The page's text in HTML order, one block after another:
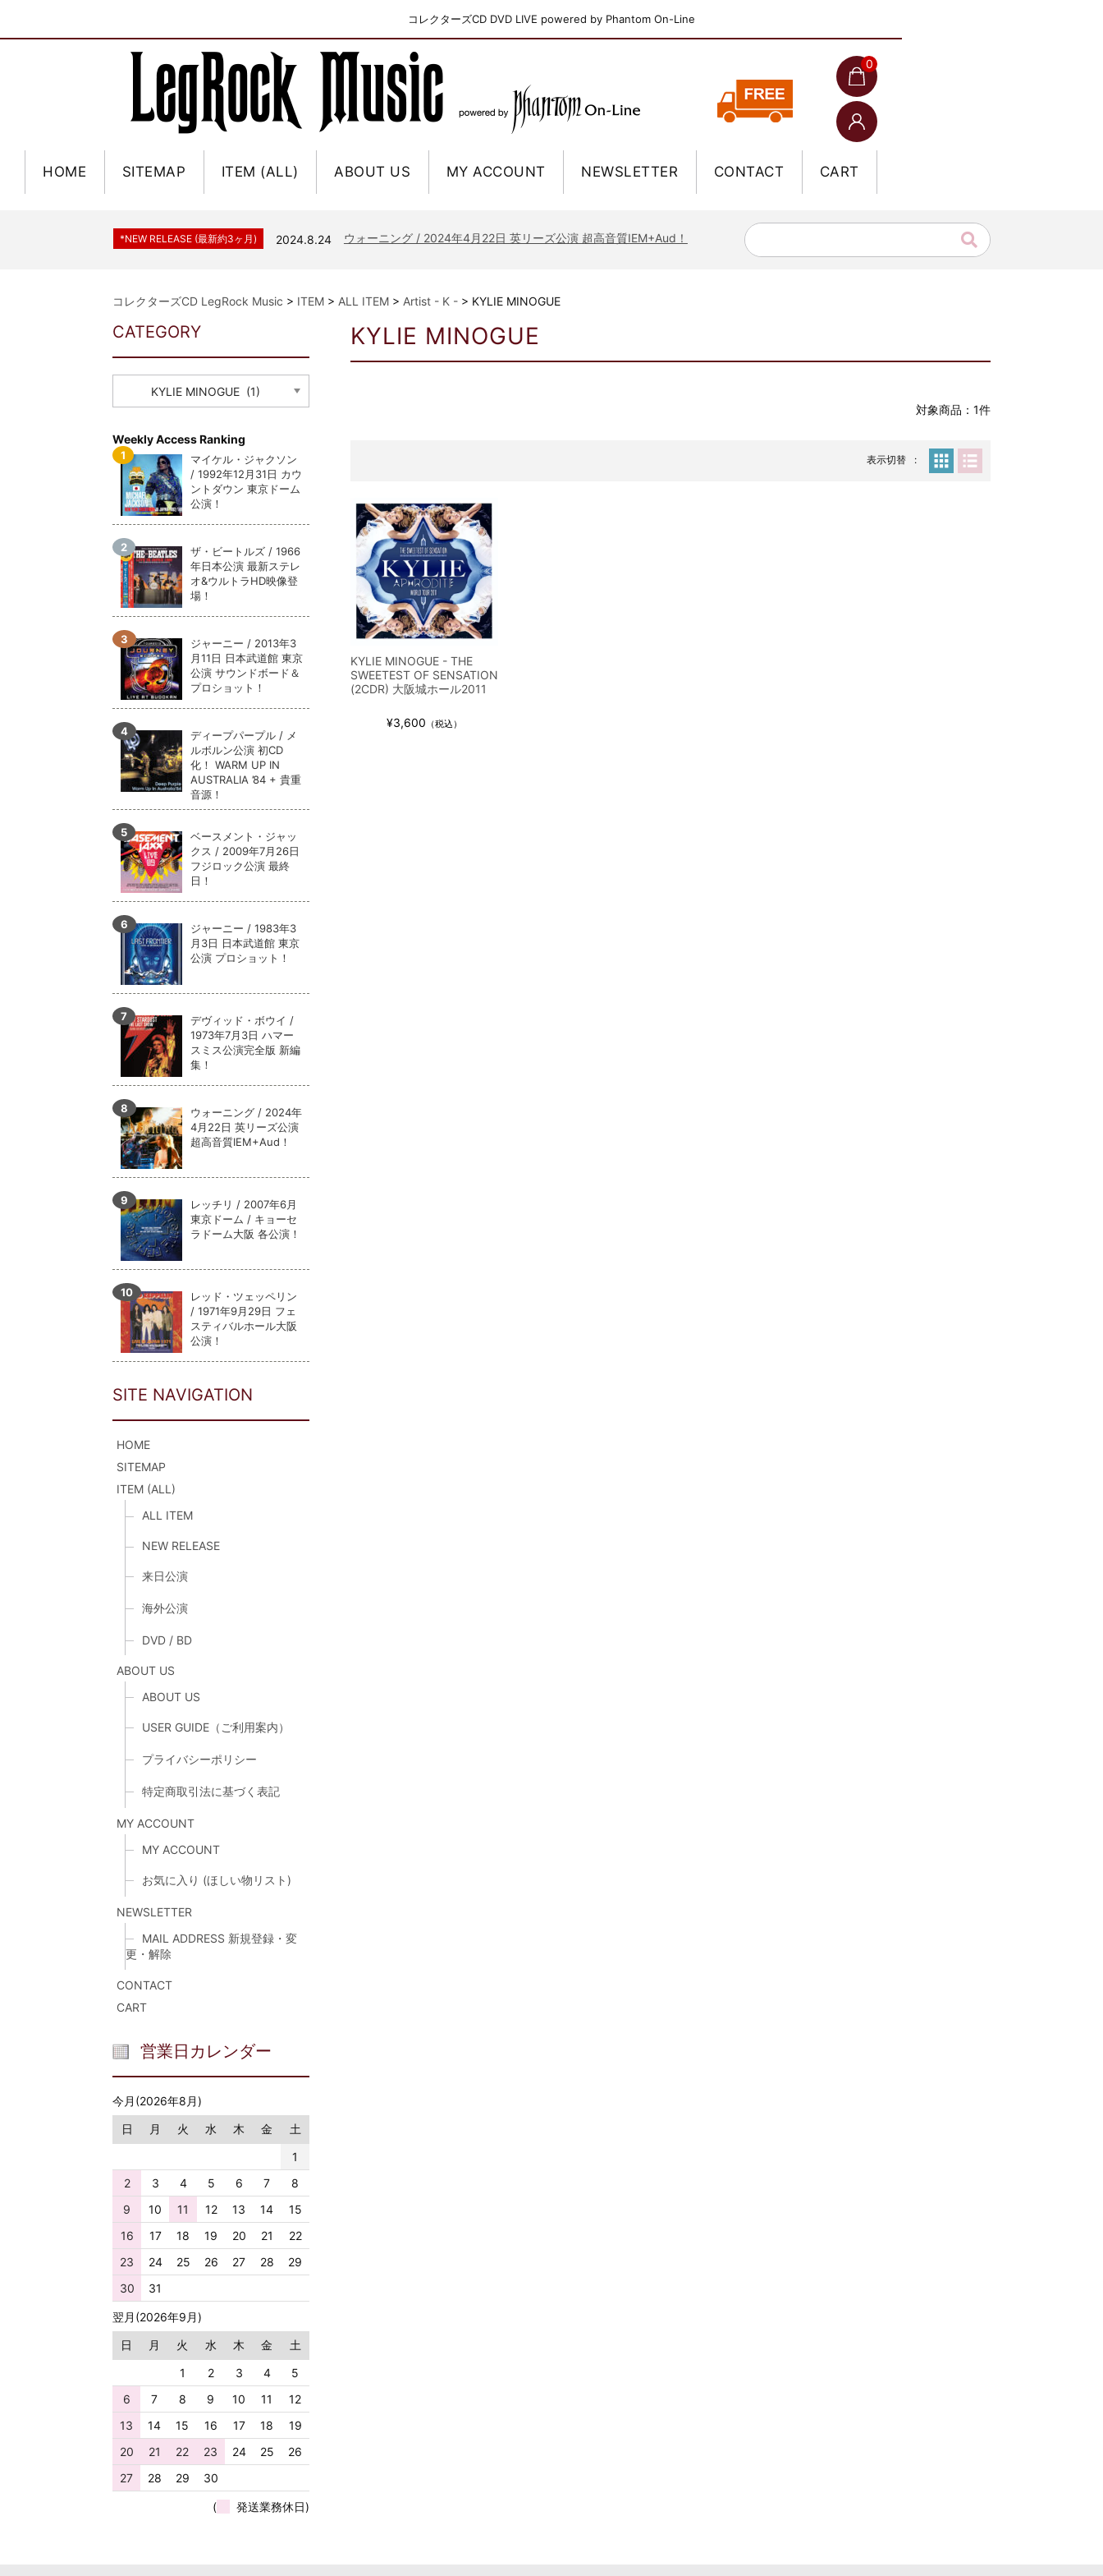
コレクターズCD DVD LIVE powered by Phantom On-Line
0
HOME SITEMAP ITEM (ALL) ABOUT US MY ACCOUNT NEWSLETTER CONTACT CART
*NEW RELEASE (最新約3ヶ月) 2024.6.9 ジャーニー / 1979年5月8+9日 コロラド州 2公演 SBD 完全収録！
*NEW RELEASE (最新約3ヶ月) 2024.8.24 ウォーニング / 2024年4月22日 英リーズ公演 超高音質IEM+Aud！
リアム・ギャラガー / 2024年6月3日 カーディフ公演 IEM/AUD 完全収録！
マネスキン / 2024年6月9日 ドイツ ROCK AM RING 公演 FHD 完全収録！
リアム・ギャラガー / 2024年6月1日 英国シェフィールド公演 完全収録！
*NEW RELEASE (最新約3ヶ月) 2024.6.9
*NEW RELEASE (最新約3ヶ月) 2024.6.9
*NEW RELEASE (最新約3ヶ月) 2024.11.9
*NEW RELEASE (最新約3ヶ月) 2024.8.24
*NEW RELEASE (最新約3ヶ月)
2024.6.24
リアム・ギャラガー / 2024年6月3日 カーディフ公演 IEM/AUD 完全収録！
*NEW RELEASE (最新約3ヶ月) 2024.6.24 スコーピオンズ / 2024年6月15日 リスボン公演 FHD 完全収録！
*NEW RELEASE (最新約3ヶ月) 2024.6.20 マネスキン / 2024年6月9日 ドイツ ROCK AM RING 公演 FHD 完全収録！
*NEW RELEASE (最新約3ヶ月) リアム・ギャラガー / 2024年6月1日 英国シェフィールド公演 完全収録！
メガデス / 2023年8月4日 ドイツ W.O.A. 公演 FHD 完全収録！
*NEW RELEASE (最新約3ヶ月) 2024.6.9
*NEW RELEASE (最新約3ヶ月) 2024.6.9 ジャーニー / 1979年5月8+9日 コロラド州 2公演 SBD 完全収録！
コレクターズCD LegRock Music > ITEM > ALL ITEM > Artist - K - > KYLIE MINOGUE
KYLIE MINOGUE
対象商品：1件
表示切替
KYLIE MINOGUE - THE
SWEETEST OF SENSATION
(2CDR) 大阪城ホール2011
¥3,600 （税込）
CATEGORY
Weekly Access Ranking
マイケル・ジャクソン
/ 1992年12月31日 カウ
ントダウン 東京ドーム
公演！
ザ・ビートルズ / 1966
年日本公演 最新ステレ
オ&ウルトラHD映像登
場！
ジャーニー / 2013年3
月11日 日本武道館 東京
公演 サウンドボード＆
プロショット！
ディープパープル / メ
ルボルン公演 初CD
化！ WARM UP IN
AUSTRALIA ’84 + 貴重
音源！
ベースメント・ジャッ
クス / 2009年7月26日
フジロック公演 最終
日！
ジャーニー / 1983年3
月3日 日本武道館 東京
公演 プロショット！
デヴィッド・ボウイ /
1973年7月3日 ハマー
スミス公演完全版 新編
集！
ウォーニング / 2024年
4月22日 英リーズ公演
超高音質IEM+Aud！
レッチリ / 2007年6月
東京ドーム / キョーセ
ラドーム大阪 各公演！
レッド・ツェッペリン
/ 1971年9月29日 フェ
スティバルホール大阪
公演！
SITE NAVIGATION
HOME
SITEMAP
ITEM (ALL)
ALL ITEM
NEW RELEASE
来日公演
海外公演
DVD / BD
ABOUT US
ABOUT US
USER GUIDE（ご利用案内）
プライバシーポリシー
特定商取引法に基づく表記
MY ACCOUNT
MY ACCOUNT
お気に入り (ほしい物リスト)
NEWSLETTER
MAIL ADDRESS 新規登録・変
更・解除
CONTACT
CART
営業日カレンダー
今月(2026年8月)
日
月 火 水 木 金
土
1
2
3 4 5 6 7
8
9
10 11 12 13 14
15
16
17 18 19 20 21
22
23
24 25 26 27 28
29
30
31
翌月(2026年9月)
日
月 火 水 木 金
土
1
2 3 4
5
6
7 8 9 10 11
12
13
14 15 16 17 18
19
20
21 22 23 24 25
26
27
28 29 30
( 発送業務休日)